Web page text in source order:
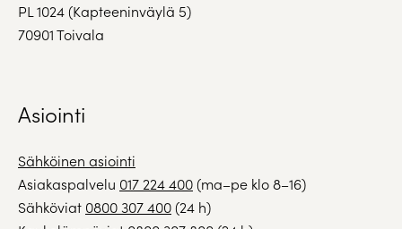
PL 1024 (Kapteeninväylä 5)
70901 Toivala
Asiointi
Sähköinen asiointi
Asiakaspalvelu 017 224 400(ma–pe klo 8–16)
Sähköviat 0800 307 400(24 h)